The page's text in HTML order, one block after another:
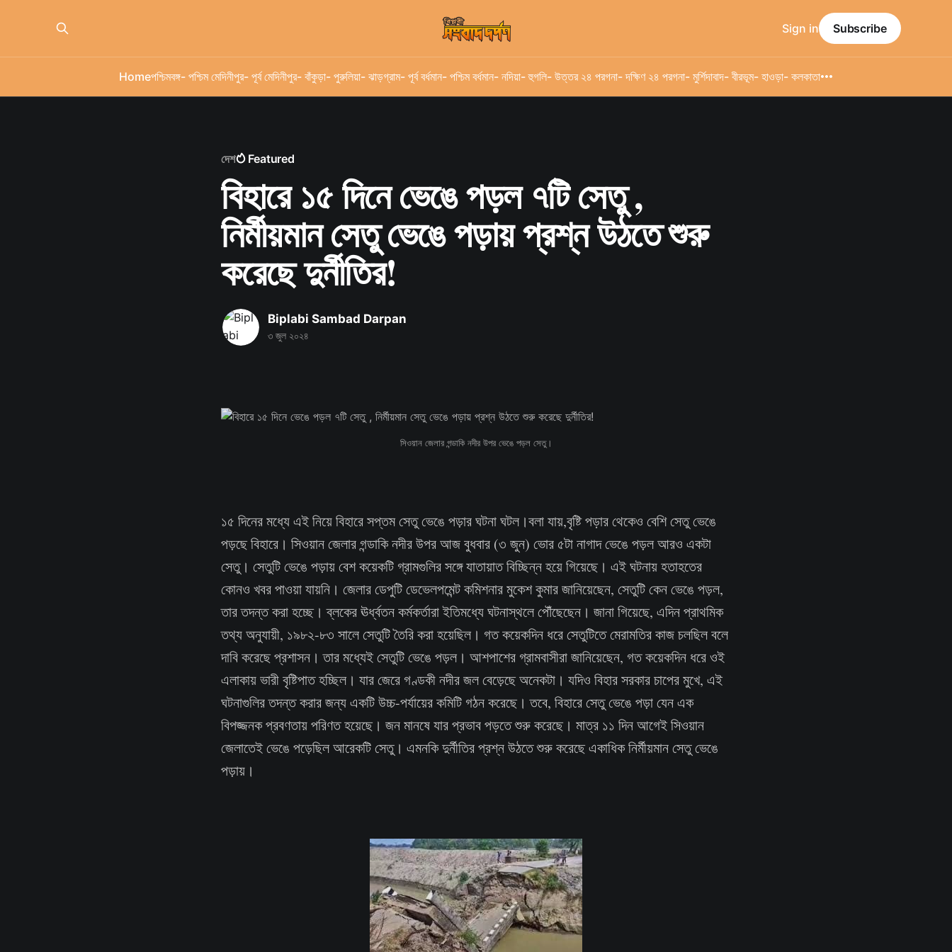
Homeপশ্চিমবঙ্গ- পশ্চিম মেদিনীপুর- পূর্ব মেদিনীপুর- বাঁকুড়া- পুরুলিয়া- ঝাড়গ্রাম- পূর্ব বর্ধমান- পশ্চিম বর্ধমান- নদিয়া- হুগলি- উত্তর ২৪ পরগনা- দক্ষিণ ২৪ পরগনা- মুর্শিদাবাদ- বীরভূম- হাওড়া- কলকাতা
Sign in Subscribe
দেশ Featured
বিহারে ১৫ দিনে ভেঙে পড়ল ৭টি সেতু ,
নির্মীয়মান সেতু ভেঙে পড়ায় প্রশ্ন উঠতে শুরু
করেছে দুর্নীতির!
Biplabi Sambad Darpan
৩ জুল ২০২৪
সিওয়ান জেলার গন্ডাকি নদীর উপর ভেঙে পড়ল সেতু।
১৫ দিনের মধ্যে এই নিয়ে বিহারে সপ্তম সেতু ভেঙে পড়ার ঘটনা ঘটল।বলা যায়,বৃষ্টি পড়ার থেকেও বেশি সেতু ভেঙে
পড়ছে বিহারে। সিওয়ান জেলার গন্ডাকি নদীর উপর আজ বুধবার (৩ জুন) ভোর ৫টা নাগাদ ভেঙে পড়ল আরও একটা
সেতু। সেতুটি ভেঙে পড়ায় বেশ কয়েকটি গ্রামগুলির সঙ্গে যাতায়াত বিচ্ছিন্ন হয়ে গিয়েছে। এই ঘটনায় হতাহতের
কোনও খবর পাওয়া যায়নি। জেলার ডেপুটি ডেভেলপমেন্ট কমিশনার মুকেশ কুমার জানিয়েছেন, সেতুটি কেন ভেঙে পড়ল,
তার তদন্ত করা হচ্ছে। ব্লকের ঊর্ধ্বতন কর্মকর্তারা ইতিমধ্যে ঘটনাস্থলে পৌঁছেছেন। জানা গিয়েছে, এদিন প্রাথমিক
তথ্য অনুযায়ী, ১৯৮২-৮৩ সালে সেতুটি তৈরি করা হয়েছিল। গত কয়েকদিন ধরে সেতুটিতে মেরামতির কাজ চলছিল বলে
দাবি করেছে প্রশাসন। তার মধ্যেই সেতুটি ভেঙে পড়ল। আশপাশের গ্রামবাসীরা জানিয়েছেন, গত কয়েকদিন ধরে ওই
এলাকায় ভারী বৃষ্টিপাত হচ্ছিল। যার জেরে গণ্ডকী নদীর জল বেড়েছে অনেকটা। যদিও বিহার সরকার চাপের মুখে, এই
ঘটনাগুলির তদন্ত করার জন্য একটি উচ্চ-পর্যায়ের কমিটি গঠন করেছে। তবে, বিহারে সেতু ভেঙে পড়া যেন এক
বিপজ্জনক প্রবণতায় পরিণত হয়েছে। জন মানষে যার প্রভাব পড়তে শুরু করেছে। মাত্র ১১ দিন আগেই সিওয়ান
জেলাতেই ভেঙে পড়েছিল আরেকটি সেতু। এমনকি দুর্নীতির প্রশ্ন উঠতে শুরু করেছে একাধিক নির্মীয়মান সেতু ভেঙে
পড়ায়।